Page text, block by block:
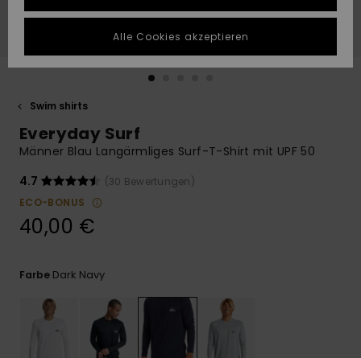
um die
schnellste
Antwort auf Ihre
erhalten.
Finden Sie
Antworten auf
die häufigsten
Fragen sowie
QUIKSILVER APP
WUNSCHLISTE
Swim shirts
Everyday Surf
Männer Blau Langärmliges Surf-T-Shirt mit UPF 50
4.7
(30 Bewertungen)
ECO-BONUS
40,00 €
Farbe Dark Navy
Alle Cookies akzeptieren